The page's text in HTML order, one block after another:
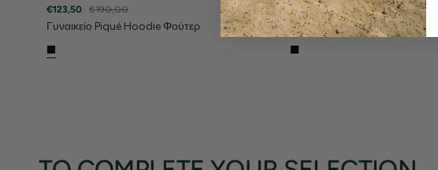
€123,50 €190,00
Γυναικείο Piqué Hoodie Φούτερ
€123,50 €190,00
Γυναικείο Piqué Hoodie Φούτερ